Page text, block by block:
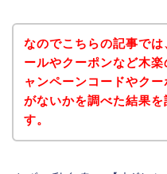
なのでこちらの記事で
ールやクーポンなど木
ャンペーンコードやクー
がないかを調べた結果を
す。